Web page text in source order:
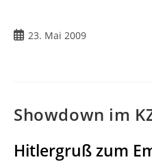
23. Mai 2009
Showdown im
Hitlergruß zum